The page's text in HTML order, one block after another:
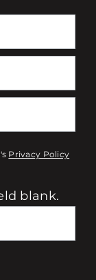
Privacy Policy
blank.